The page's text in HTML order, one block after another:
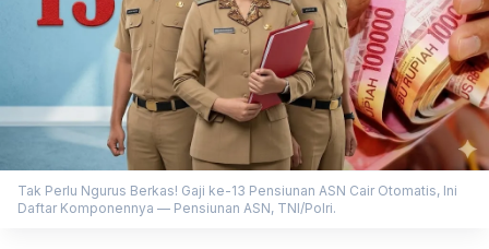
Tak Perlu Ngurus Berkas! Gaji ke-13 Pensiunan ASN Cair Otomatis, Ini
Daftar Komponennya — Pensiunan ASN, TNI/Polri.